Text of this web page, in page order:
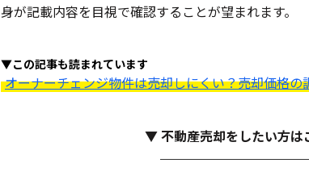
身が記載内容を目視で確認することが望まれます。
▼この記事も読まれています
オーナーチェンジ物件は売却しにくい？売却価格
▼ 不動産売却をしたい方